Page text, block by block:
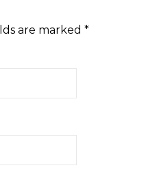
are marked *